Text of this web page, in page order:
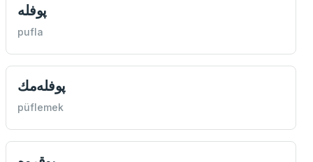
پوفله
pufla
پوفله‌مك
püflemek